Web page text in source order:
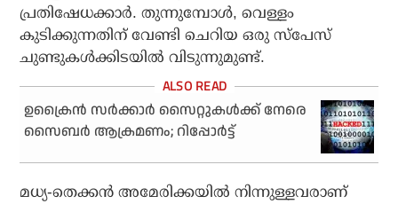
പ്രതിഷേധക്കാര്‍. തുന്നുമ്പോള്‍, വെള്ളം
കുടിക്കുന്നതിന് വേണ്ടി ചെറിയ ഒരു സ്‌പേസ്
ചുണ്ടുകള്‍ക്കിടയില്‍ വിടുന്നുമുണ്ട്.
ഉക്രൈന്‍ സര്‍ക്കാര്‍ സൈറ്റുകള്‍ക്ക് നേരെ
സൈബര്‍ ആക്രമണം; റിപ്പോര്‍ട്ട്
മധ്യ-തെക്കന്‍ അമേരിക്കയില്‍ നിന്നുള്ളവരാണ്